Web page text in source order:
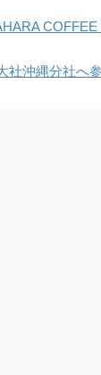
社沖縄分社へ